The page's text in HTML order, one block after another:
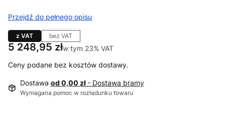
Przejdź do pełnego opisu
z VAT bez VAT
Cena
5 248,95 złw tym 23% VAT
w tym 23% VAT
Ceny podane bez kosztów dostawy.
Dostawa od 0,00 zł - Dostawa bramy
Wymagana pomoc w rozładunku towaru